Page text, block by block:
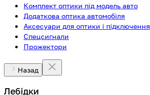
Комплект оптики під модель авто
Додаткова оптика автомобіля
Аксесуари для оптики і підключення
Спецсигнали
Прожектори
Назад
Лебідки